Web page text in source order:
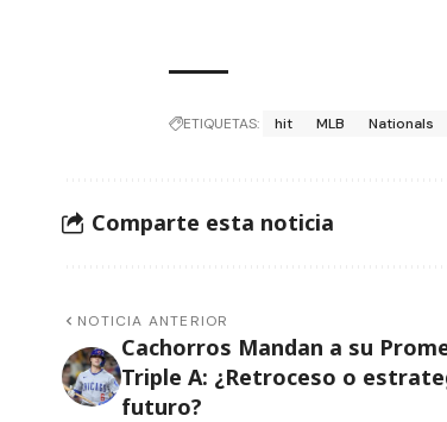
ETIQUETAS: hit MLB Nationals
Comparte esta noticia
NOTICIA ANTERIOR
Cachorros Mandan a su
Triple A: ¿Retroceso o
futuro?